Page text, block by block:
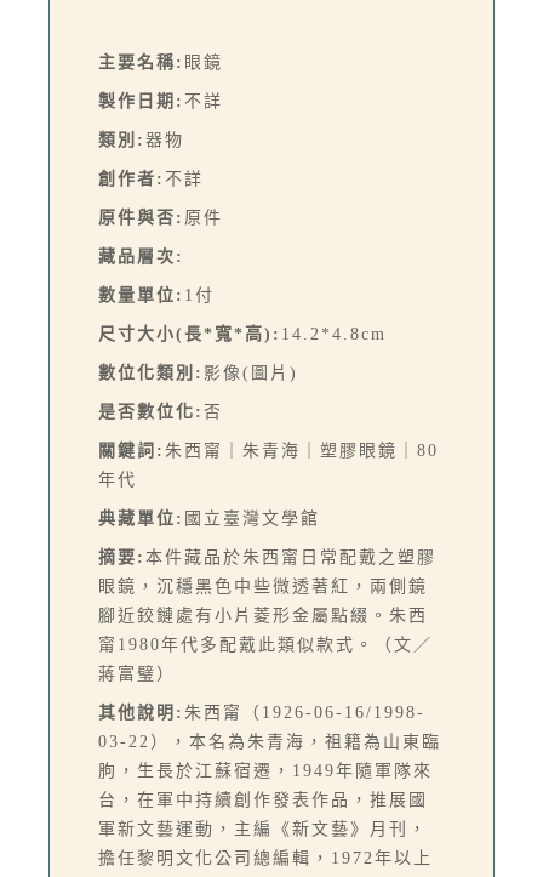
主要名稱: 眼鏡
製作日期: 不詳
類別: 器物
創作者: 不詳
原件與否: 原件
藏品層次:
數量單位: 1付
尺寸大小(長*寬*高): 14.2*4.8cm
數位化類別: 影像(圖片)
是否數位化: 否
關鍵詞: 朱西甯｜朱青海｜塑膠眼鏡｜80
年代
典藏單位: 國立臺灣文學館
摘要: 本件藏品於朱西甯日常配戴之塑膠
眼鏡，沉穩黑色中些微透著紅，兩側鏡
腳近鉸鏈處有小片菱形金屬點綴。朱西
甯1980年代多配戴此類似款式。（文／
蔣富璧）
其他說明: 朱西甯（1926-06-16/1998-
03-22），本名為朱青海，祖籍為山東臨
朐，生長於江蘇宿遷，1949年隨軍隊來
台，在軍中持續創作發表作品，推展國
軍新文藝運動，主編《新文藝》月刊，
擔任黎明文化公司總編輯，1972年以上